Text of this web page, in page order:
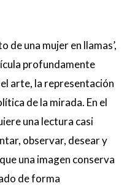
de una mujer en llamas’,
profundamente
arte, la representación
de la mirada. En el
una lectura casi
observar, desear y
una imagen conserva
de forma